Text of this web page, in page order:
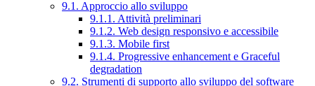
9.1. Approccio allo sviluppo
9.1.1. Attività preliminari
9.1.2. Web design responsivo e accessibile
9.1.3. Mobile first
9.1.4. Progressive enhancement e Graceful
degradation
9.2. Strumenti di supporto allo sviluppo del software